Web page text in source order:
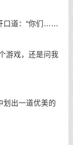
口道：“你们……
游戏，还是问我
划出一道优美的